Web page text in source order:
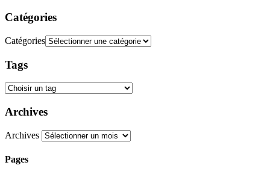
Catégories
Catégories
Tags
Archives
Archives
Pages